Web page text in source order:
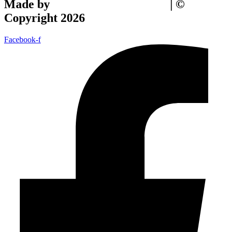
Made by
| ©
Copyright 2026
Facebook-f